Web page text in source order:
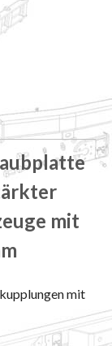
mit
mit